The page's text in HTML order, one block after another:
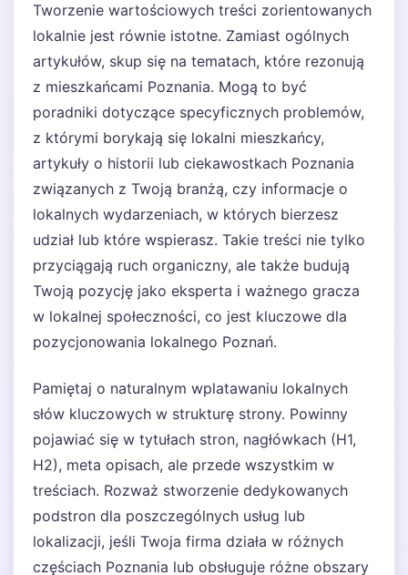
Tworzenie wartościowych treści zorientowanych
lokalnie jest równie istotne. Zamiast ogólnych
artykułów, skup się na tematach, które rezonują
z mieszkańcami Poznania. Mogą to być
poradniki dotyczące specyficznych problemów,
z którymi borykają się lokalni mieszkańcy,
artykuły o historii lub ciekawostkach Poznania
związanych z Twoją branżą, czy informacje o
lokalnych wydarzeniach, w których bierzesz
udział lub które wspierasz. Takie treści nie tylko
przyciągają ruch organiczny, ale także budują
Twoją pozycję jako eksperta i ważnego gracza
w lokalnej społeczności, co jest kluczowe dla
pozycjonowania lokalnego Poznań.
Pamiętaj o naturalnym wplatawaniu lokalnych
słów kluczowych w strukturę strony. Powinny
pojawiać się w tytułach stron, nagłówkach (H1,
H2), meta opisach, ale przede wszystkim w
treściach. Rozważ stworzenie dedykowanych
podstron dla poszczególnych usług lub
lokalizacji, jeśli Twoja firma działa w różnych
częściach Poznania lub obsługuje różne obszary